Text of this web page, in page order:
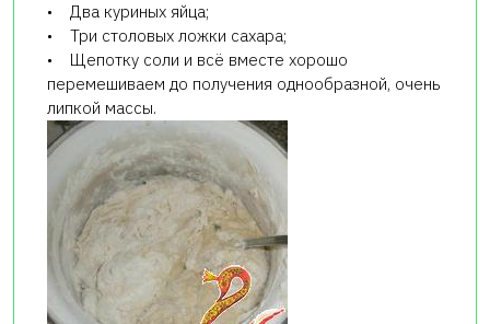
• Два куриных яйца;
• Три столовых ложки сахара;
• Щепотку соли и всё вместе хорошо
перемешиваем до получения однообразной, очень
липкой массы.